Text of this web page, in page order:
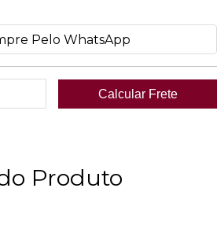
Pelo WhatsApp
Produto